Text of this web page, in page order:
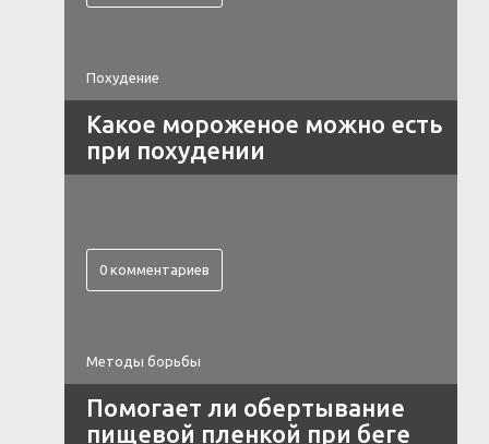
Похудение
Какое мороженое можно есть
при похудении
0 комментариев
Методы борьбы
Помогает ли обертывание
пищевой пленкой при беге